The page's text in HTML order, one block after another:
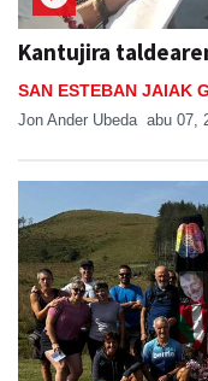
Kantujira
SAN ESTEBAN JAIAK
Jon Ander Ubeda abu 07,